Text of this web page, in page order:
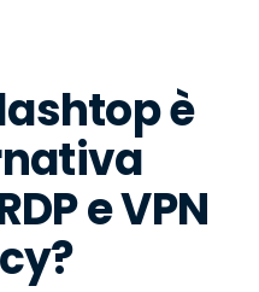
è
e VPN